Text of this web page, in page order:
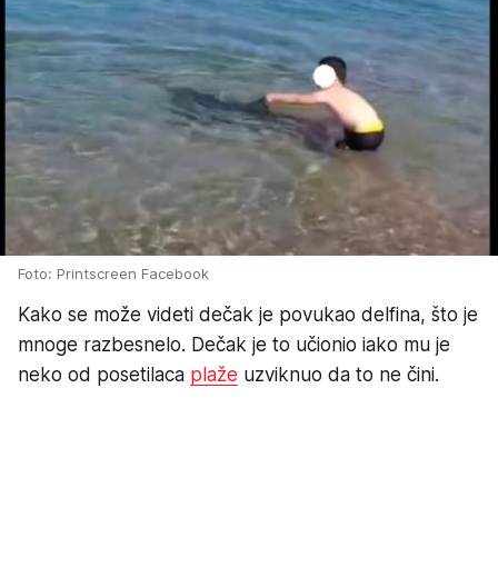
Foto: Printscreen Facebook
Kako se može videti dečak je povukao delfina, što je
mnoge razbesnelo. Dečak je to učionio iako mu je
neko od posetilaca plaže uzviknuo da to ne čini.